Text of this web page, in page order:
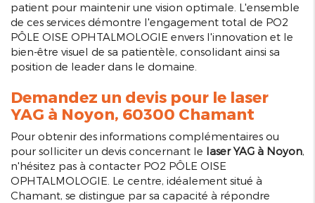
patient pour maintenir une vision optimale. L'ensemble
de ces services démontre l'engagement total de PO2
PÔLE OISE OPHTALMOLOGIE envers l'innovation et le
bien-être visuel de sa patientèle, consolidant ainsi sa
position de leader dans le domaine.
Demandez un devis pour le laser
YAG à Noyon, 60300 Chamant
Pour obtenir des informations complémentaires ou
pour solliciter un devis concernant le laser YAG à Noyon,
n'hésitez pas à contacter PO2 PÔLE OISE
OPHTALMOLOGIE. Le centre, idéalement situé à
Chamant, se distingue par sa capacité à répondre